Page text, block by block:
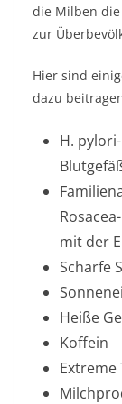
die Milben die
zur
Hier sind
dazu
H.
mit der
Scharfe
Heiße
Koffein